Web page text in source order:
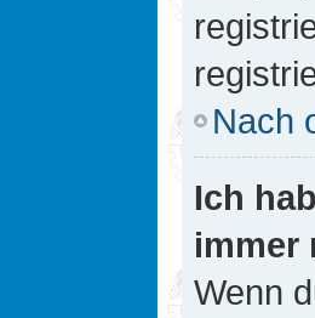
Nach
Ich
immer
Wenn